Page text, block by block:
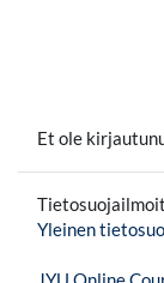
Et ole
Yleinen